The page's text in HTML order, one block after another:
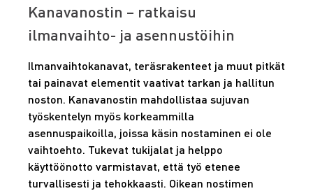
Kanavanostin – ratkaisu
ilmanvaihto- ja asennustöihin
Ilmanvaihtokanavat, teräsrakenteet ja muut pitkät
tai painavat elementit vaativat tarkan ja hallitun
noston. Kanavanostin mahdollistaa sujuvan
työskentelyn myös korkeammilla
asennuspaikoilla, joissa käsin nostaminen ei ole
vaihtoehto. Tukevat tukijalat ja helppo
käyttöönotto varmistavat, että työ etenee
turvallisesti ja tehokkaasti. Oikean nostimen